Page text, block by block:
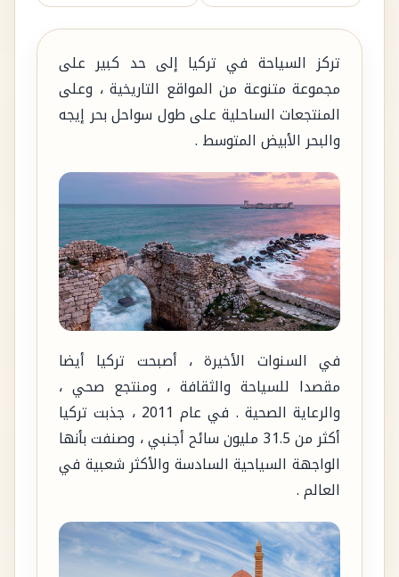
تركز السياحة في تركيا إلى حد كبير على
مجموعة متنوعة من المواقع التاريخية ، وعلى
المنتجعات الساحلية على طول سواحل بحر إيجه
والبحر الأبيض المتوسط .
في السنوات الأخيرة ، أصبحت تركيا أيضا
مقصدا للسياحة والثقافة ، ومنتجع صحي ،
والرعاية الصحية . في عام 2011 ، جذبت تركيا
أكثر من 31.5 مليون سائح أجنبي ، وصنفت بأنها
الواجهة السياحية السادسة والأكثر شعبية في
العالم .